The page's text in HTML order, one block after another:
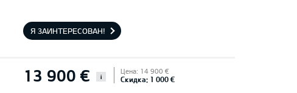
Я ЗАИНТЕРЕСОВАН!
13 900 € i
Цена: 14 900 €
Скидка: 1 000 €